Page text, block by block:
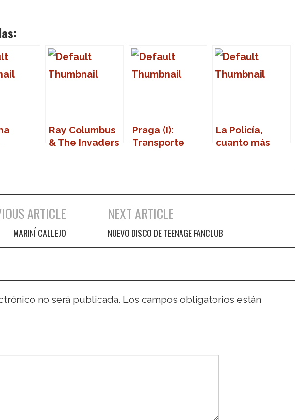
Ray Columbus
& The Invaders
Praga (I):
Transporte
La Policía,
cuanto más
ARTICLE
MARINÍ CALLEJO
NEXT ARTICLE
NUEVO DISCO DE TEENAGE FANCLUB
no será publicada. Los campos obligatorios están